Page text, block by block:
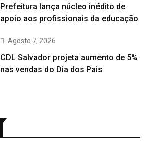
Prefeitura lança núcleo inédito de
apoio aos profissionais da educação
Agosto 7, 2026
CDL Salvador projeta aumento de 5%
nas vendas do Dia dos Pais